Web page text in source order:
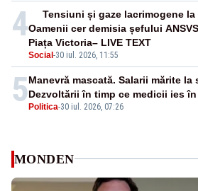
4
Social-30 iul. 2026, 11:55
Tensiuni și gaze lacrimogene
Oamenii cer demisia șefului
Piața Victoria– LIVE TEXT
5Politica-30 iul. 2026, 07:26
Manevră mascată. Salarii mărite
Dezvoltării în timp ce medicii ies
MONDEN